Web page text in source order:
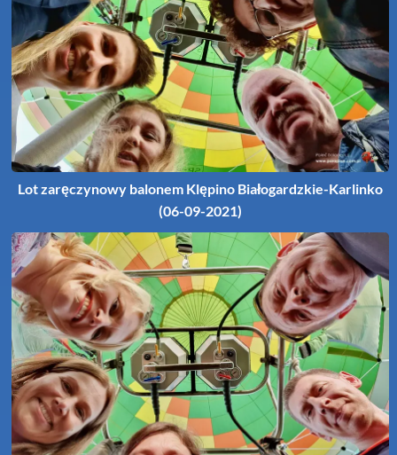
Lot zaręczynowy balonem Klępino Białogardzkie-Karlinko
(06-09-2021)